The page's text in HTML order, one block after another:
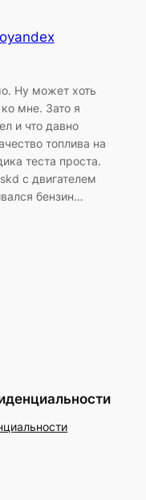
Ну может хоть
мне. Зато я
и что давно
топлива на
теста проста.
с двигателем
бензин…